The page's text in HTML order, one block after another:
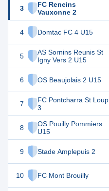
3
FC Reneins
Vauxonne 2
4 Domtac FC 4 U15
5
AS Sornins Reunis St
Igny Vers 2 U15
6 OS Beaujolais 2 U15
7
FC Pontcharra St Loup
3
8
OS Pouilly Pommiers
U15
9 Stade Amplepuis 2
10 FC Mont Brouilly
35
29 19
26 19
19 19
18 19
12
11